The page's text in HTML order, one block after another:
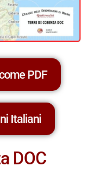
PDF
Italiani
DOC